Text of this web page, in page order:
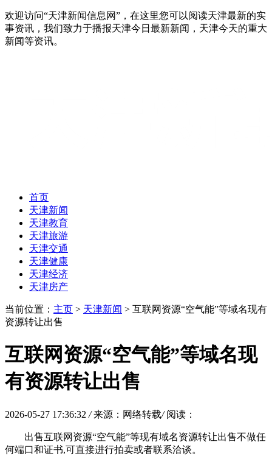
欢迎访问“天津新闻信息网”，在这里您可以阅读天津最新的实
事资讯，我们致力于播报天津今日最新新闻，天津今天的重大
新闻等资讯。
首页
天津新闻
天津教育
天津旅游
天津交通
天津健康
天津经济
天津房产
当前位置： 主页 > 天津新闻 > 互联网资源“空气能”等域名现有
资源转让出售
互联网资源“空气能”等域名现
有资源转让出售
2026-05-27 17:36:32 / 来源：网络转载/ 阅读：
出售互联网资源“空气能”等现有域名资源转让出售不做任
何端口和证书,可直接进行拍卖或者联系洽谈。